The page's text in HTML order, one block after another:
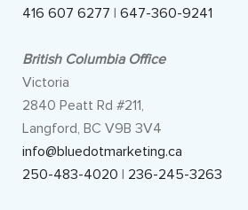
416 607 6277 | 647-360-9241
British Columbia Office
Victoria
2840 Peatt Rd #211,
Langford, BC V9B 3V4
info@bluedotmarketing.ca
250-483-4020 | 236-245-3263